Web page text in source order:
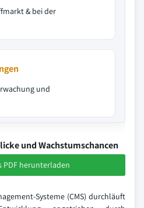
& bei der
und
und Wachstumschancen
PDF herunterladen
Systeme (CMS) durchläuft